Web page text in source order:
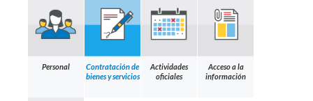
Personal
Contratación de
bienes y servicios
Actividades
oficiales
Acceso a la
información